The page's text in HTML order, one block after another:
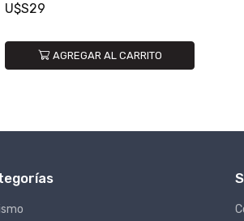
U$S29
AGREGAR AL CARRITO